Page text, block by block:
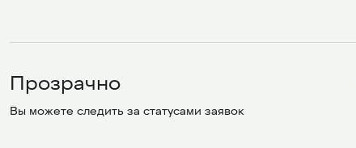
Прозрачно
Вы можете следить за статусами заявок